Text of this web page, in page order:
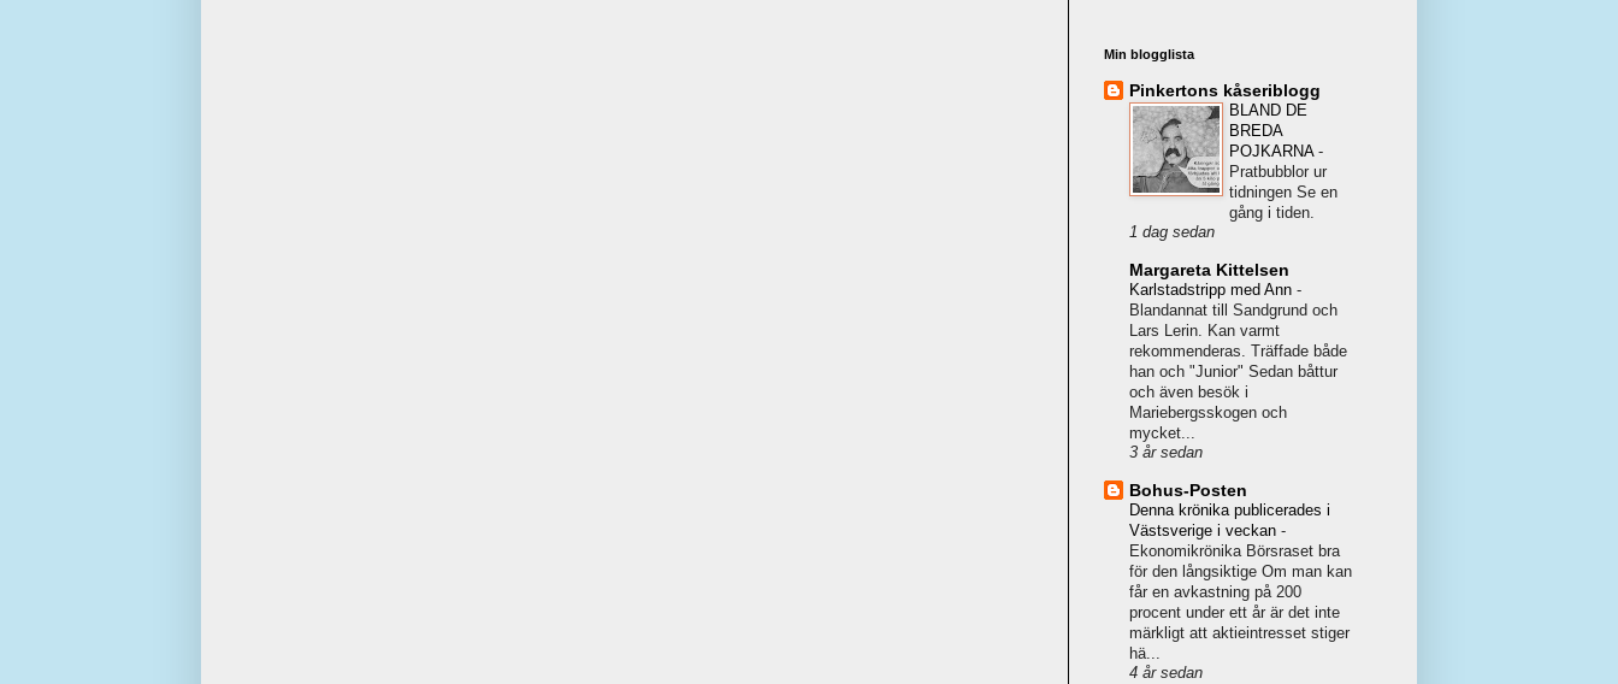
Min blogglista
Pinkertons kåseriblogg
BLAND DE
BREDA
POJKARNA -
Pratbubblor ur
tidningen Se en
gång i tiden.
1 dag sedan
Margareta Kittelsen
Karlstadstripp med Ann -
Blandannat till Sandgrund och
Lars Lerin. Kan varmt
rekommenderas. Träffade både
han och "Junior" Sedan båttur
och även besök i
Mariebergsskogen och
mycket...
3 år sedan
Bohus-Posten
Denna krönika publicerades i
Västsverige i veckan -
Ekonomikrönika Börsraset bra
för den långsiktige Om man kan
får en avkastning på 200
procent under ett år är det inte
märkligt att aktieintresset stiger
hä...
4 år sedan